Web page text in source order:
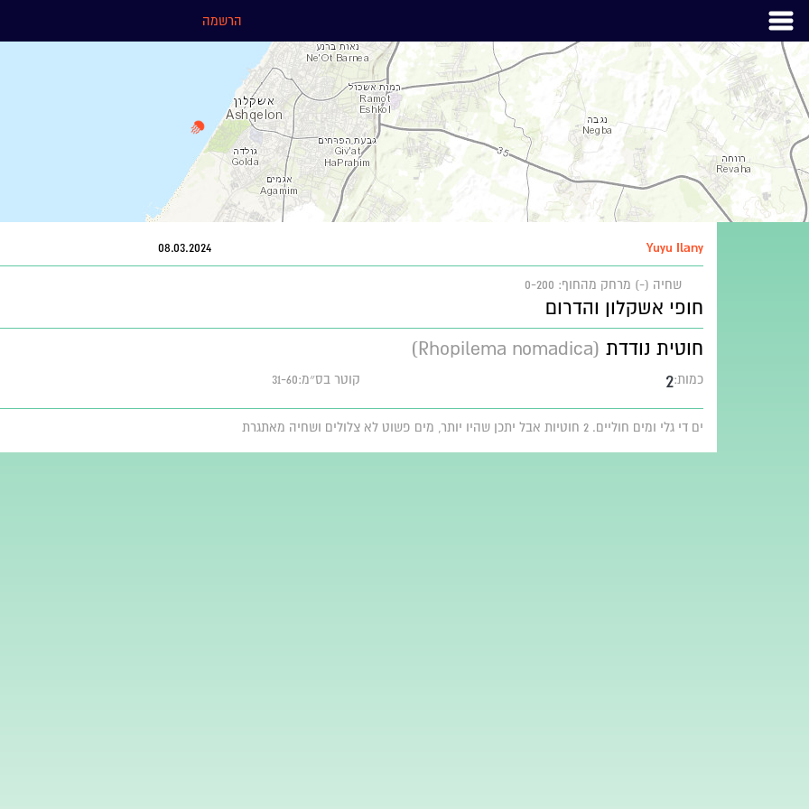
הרשמה
Yuyu Ilany
08.03.2024
שחיה (-) מרחק מהחוף: 0-200
חופי אשקלון והדרום
חוטית נודדת (Rhopilema nomadica)
כמות:2 קוטר בס״מ:31-60
ים די גלי ומים חוליים. 2 חוטיות אבל יתכן שהיו יותר, מים פשוט לא צלולים ושחיה מאתגרת